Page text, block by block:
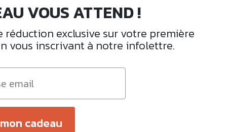
BAGS & RACK
VOUS ATTEND !
réduction exclusive sur votre première
vous inscrivant à notre infolettre.
cadeau